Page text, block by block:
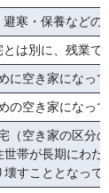
寒・保養など
は別に、残業
に空き家になっ
の空き家になっ
（空き家の区分
帯が長期にわた
すこととなって